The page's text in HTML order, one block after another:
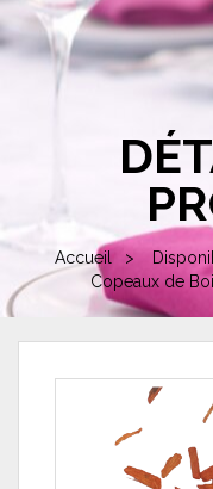
Accueil
Copeaux de